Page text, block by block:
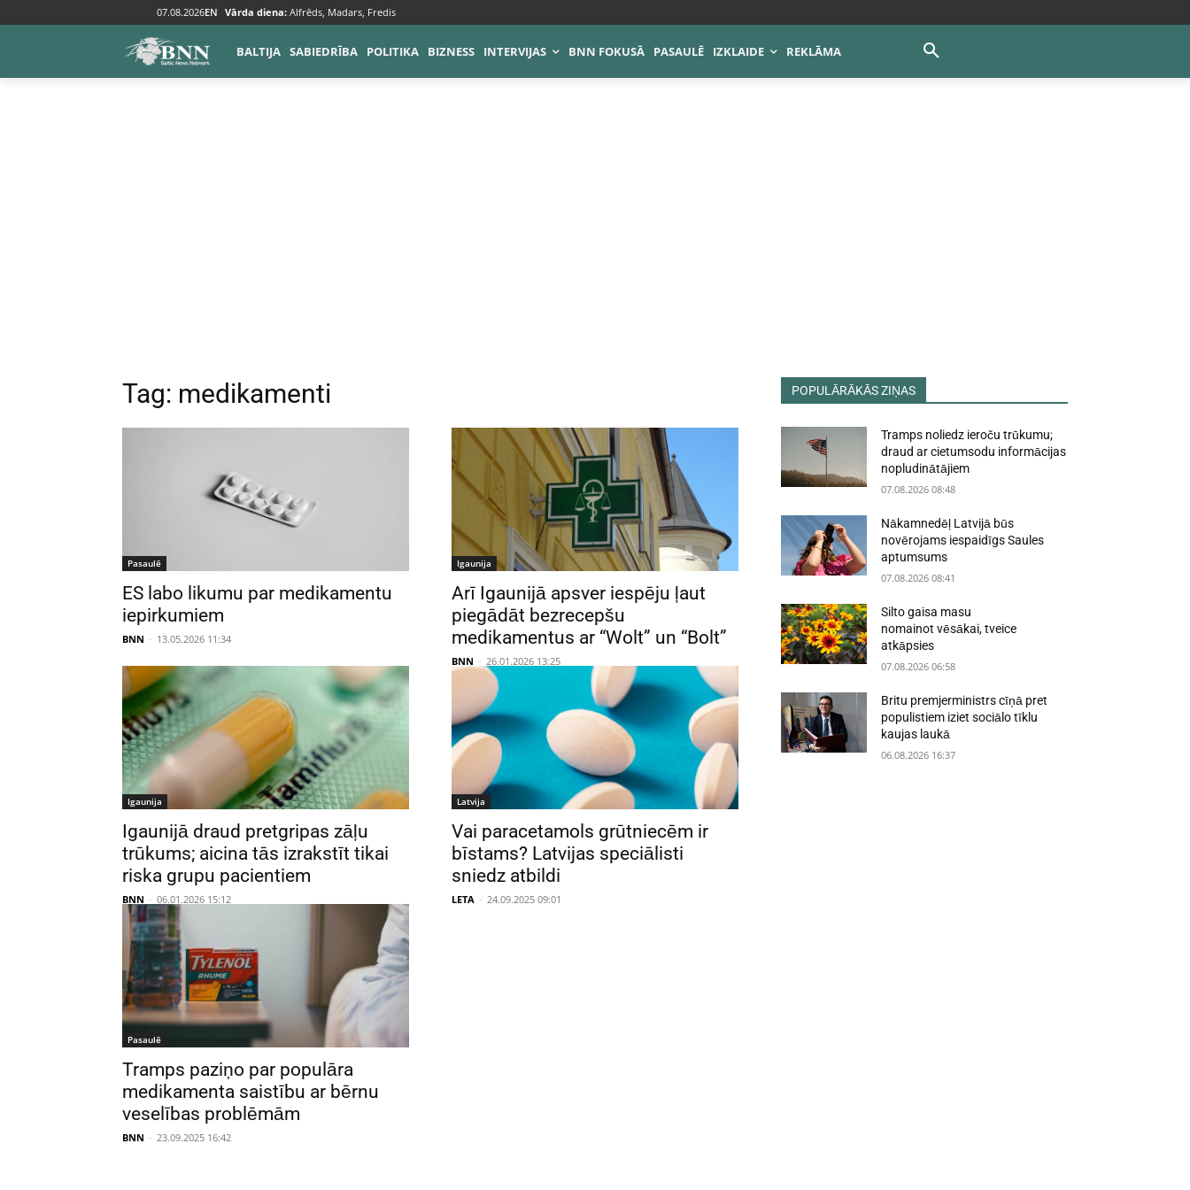
07.08.2026EN Vārda diena: Alfrēds, Madars, Fredis
BALTIJA SABIEDRĪBA POLITIKA BIZNESS INTERVIJAS BNN FOKUSĀ PASAULĒ IZKLAIDE REKLĀMA
Tags Medikamenti
Tag: medikamenti
Pasaulē
ES labo likumu par medikamentu
iepirkumiem
BNN - 13.05.2026 11:34
Igaunija
Arī Igaunijā apsver iespēju ļaut
piegādāt bezrecepšu
medikamentus ar “Wolt” un “Bolt”
BNN - 26.01.2026 13:25
Igaunija
Igaunijā draud pretgripas zāļu
trūkums; aicina tās izrakstīt tikai
riska grupu pacientiem
BNN - 06.01.2026 15:12
Latvija
Vai paracetamols grūtniecēm ir
bīstams? Latvijas speciālisti
sniedz atbildi
LETA - 24.09.2025 09:01
Pasaulē
Tramps paziņo par populāra
medikamenta saistību ar bērnu
veselības problēmām
BNN - 23.09.2025 16:42
POPULĀRĀKĀS ZIŅAS
Tramps noliedz ieroču trūkumu;
draud ar cietumsodu informācijas
nopludinātājiem
07.08.2026 08:48
Nākamnedēļ Latvijā būs
novērojams iespaidīgs Saules
aptumsums
07.08.2026 08:41
Silto gaisa masu
nomainot vēsākai, tveice
atkāpsies
07.08.2026 06:58
Britu premjerministrs cīņā pret
populistiem iziet sociālo tīklu
kaujas laukā
06.08.2026 16:37